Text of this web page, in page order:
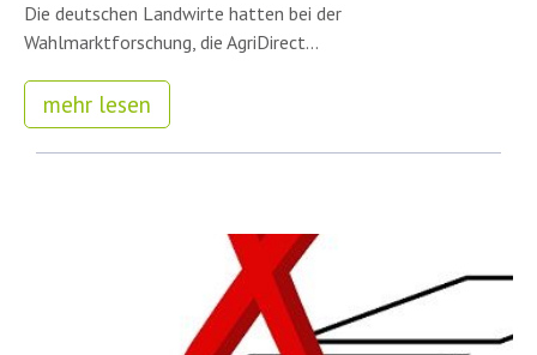
Die deutschen Landwirte hatten bei der
Wahlmarktforschung, die AgriDirect...
mehr lesen